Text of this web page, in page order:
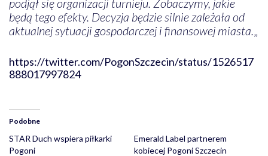
podjął się organizacji turnieju. Zobaczymy, jakie
będą tego efekty. Decyzja będzie silnie zależała od
aktualnej sytuacji gospodarczej i finansowej miasta.„
https://twitter.com/PogonSzczecin/status/1526517
888017997824
Podobne
STAR Duch wspiera piłkarki
Pogoni
Emerald Label partnerem
kobiecej Pogoni Szczecin